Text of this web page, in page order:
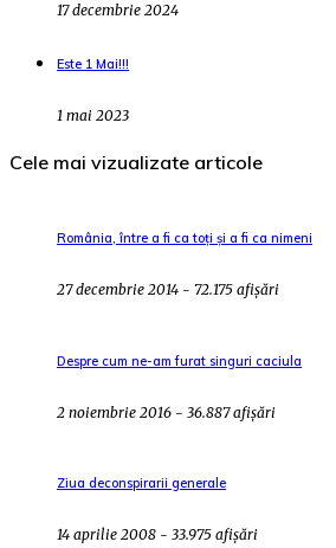
17 decembrie 2024
Este 1 Mai!!!
1 mai 2023
Cele mai vizualizate articole
România, între a fi ca toți și a fi ca nimeni
27 decembrie 2014 - 72.175 afișări
Despre cum ne-am furat singuri caciula
2 noiembrie 2016 - 36.887 afișări
Ziua deconspirarii generale
14 aprilie 2008 - 33.975 afișări